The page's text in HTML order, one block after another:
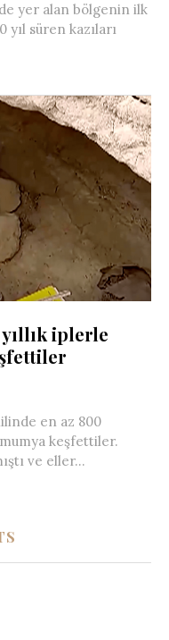
yer alan bölgenin ilk
yıl süren kazıları
iplerle
en az 800
keşfettiler.
ve eller...